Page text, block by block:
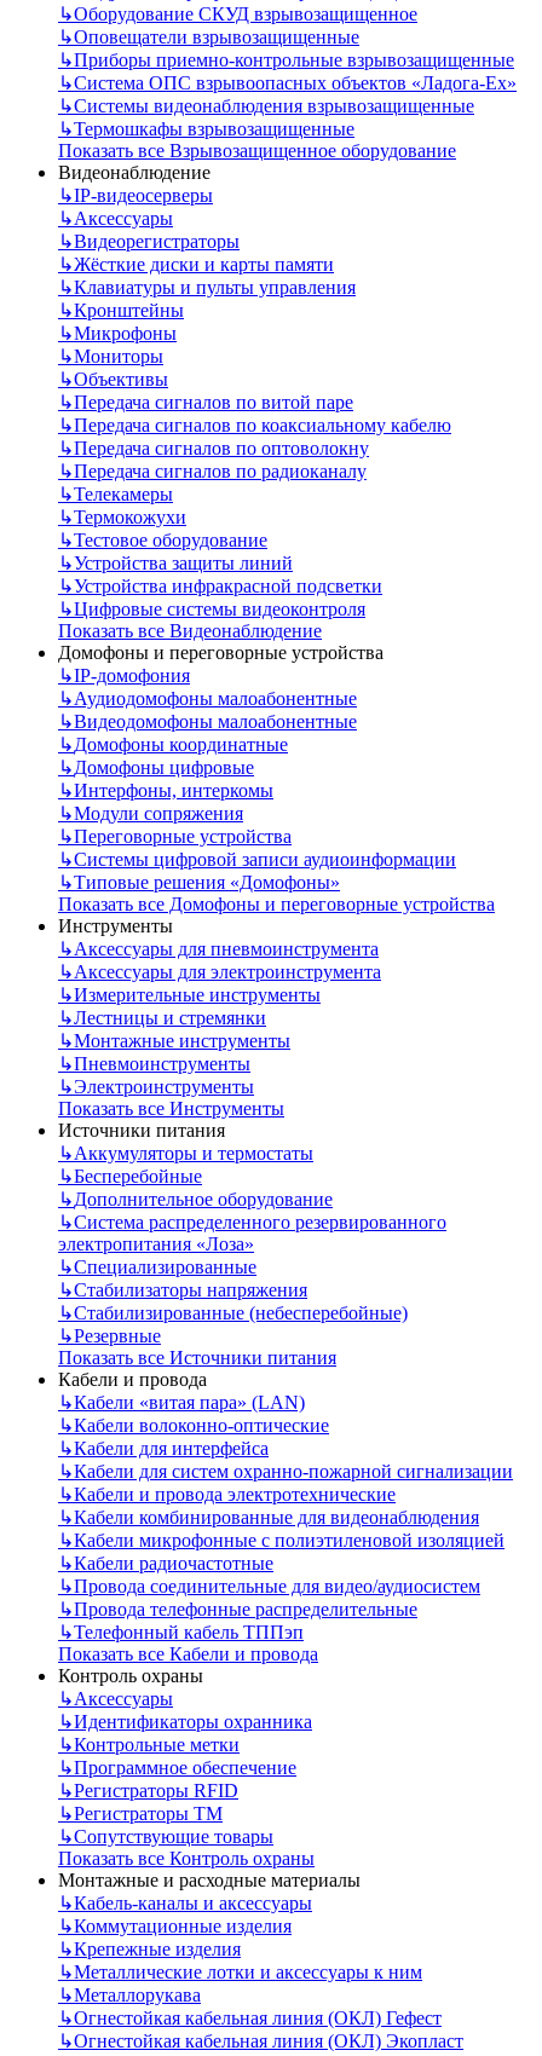
↳Оборудование СКУД взрывозащищенное
↳Оповещатели взрывозащищенные
↳Приборы приемно-контрольные взрывозащищенные
↳Система ОПС взрывоопасных объектов «Ладога-Ex»
↳Системы видеонаблюдения взрывозащищенные
↳Термошкафы взрывозащищенные
Показать все Взрывозащищенное оборудование
Видеонаблюдение
↳IP-видеосерверы
↳Аксессуары
↳Видеорегистраторы
↳Жёсткие диски и карты памяти
↳Клавиатуры и пульты управления
↳Кронштейны
↳Микрофоны
↳Мониторы
↳Объективы
↳Передача сигналов по витой паре
↳Передача сигналов по коаксиальному кабелю
↳Передача сигналов по оптоволокну
↳Передача сигналов по радиоканалу
↳Телекамеры
↳Термокожухи
↳Тестовое оборудование
↳Устройства защиты линий
↳Устройства инфракрасной подсветки
↳Цифровые системы видеоконтроля
Показать все Видеонаблюдение
Домофоны и переговорные устройства
↳IP-домофония
↳Аудиодомофоны малоабонентные
↳Видеодомофоны малоабонентные
↳Домофоны координатные
↳Домофоны цифровые
↳Интерфоны, интеркомы
↳Модули сопряжения
↳Переговорные устройства
↳Системы цифровой записи аудиоинформации
↳Типовые решения «Домофоны»
Показать все Домофоны и переговорные устройства
Инструменты
↳Аксессуары для пневмоинструмента
↳Аксессуары для электроинструмента
↳Измерительные инструменты
↳Лестницы и стремянки
↳Монтажные инструменты
↳Пневмоинструменты
↳Электроинструменты
Показать все Инструменты
Источники питания
↳Аккумуляторы и термостаты
↳Бесперебойные
↳Дополнительное оборудование
↳Система распределенного резервированного
электропитания «Лоза»
↳Специализированные
↳Стабилизаторы напряжения
↳Стабилизированные (небесперебойные)
↳Резервные
Показать все Источники питания
Кабели и провода
↳Кабели «витая пара» (LAN)
↳Кабели волоконно-оптические
↳Кабели для интерфейса
↳Кабели для систем охранно-пожарной сигнализации
↳Кабели и провода электротехнические
↳Кабели комбинированные для видеонаблюдения
↳Кабели микрофонные с полиэтиленовой изоляцией
↳Кабели радиочастотные
↳Провода соединительные для видео/аудиосистем
↳Провода телефонные распределительные
↳Телефонный кабель ТППэп
Показать все Кабели и провода
Контроль охраны
↳Аксессуары
↳Идентификаторы охранника
↳Контрольные метки
↳Программное обеспечение
↳Регистраторы RFID
↳Регистраторы ТМ
↳Сопутствующие товары
Показать все Контроль охраны
Монтажные и расходные материалы
↳Кабель-каналы и аксессуары
↳Коммутационные изделия
↳Крепежные изделия
↳Металлические лотки и аксессуары к ним
↳Металлорукава
↳Огнестойкая кабельная линия (ОКЛ) Гефест
↳Огнестойкая кабельная линия (ОКЛ) Экопласт